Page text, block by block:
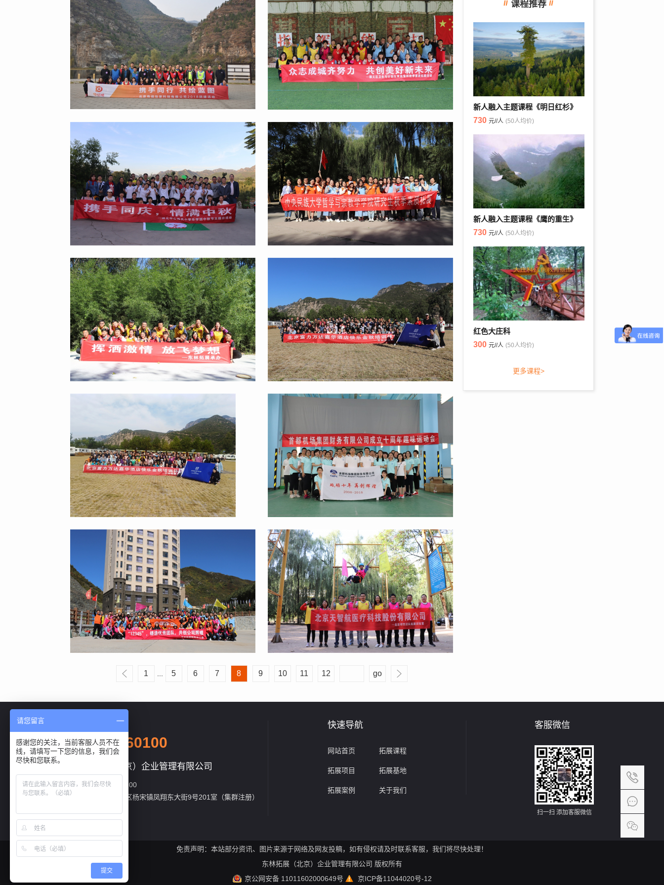
1 5 6 7 8 9 10 11 12 go
课程推荐
新人融入主题课程《明日红杉》
730 元//人 (50人均价)
新人融入主题课程《鹰的重生》
730 元//人 (50人均价)
红色大庄科
300 元//人 (50人均价)
更多课程>
010-69660100
东林拓展（北京）企业管理有限公司
传真：010-69660100
地址：北京市怀柔区杨宋镇凤翔东大街9号201室（集群注册）
快速导航
网站首页 拓展课程
拓展项目 拓展基地
拓展案例 关于我们
客服微信
扫一扫 添加客服微信
免责声明：本站部分资讯、图片来源于网络及网友投稿，如有侵权请及时联系客服，我们将尽快处理！
东林拓展（北京）企业管理有限公司 版权所有
京公网安备 11011602000649号
京ICP备11044020号-12
热线电话
010-
请您留言
感谢您的关注，当前客服人员不在
线，请填写一下您的信息，我们会
尽快和您联系。
提交